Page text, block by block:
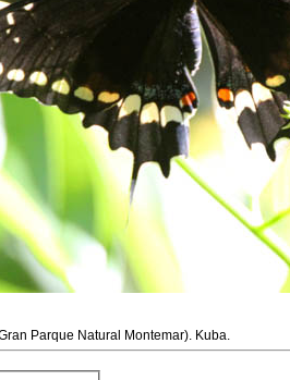
Parque Natural Montemar). Kuba.